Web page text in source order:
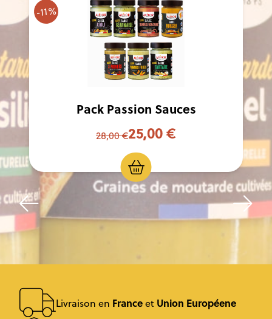
-11%
Pack Passion Sauces
28,00 €25,00 €
Livraison en Franceet Union Européene